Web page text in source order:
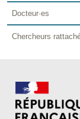
Docteur·es
Chercheurs